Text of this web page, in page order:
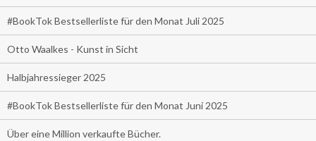
#BookTok Bestsellerliste für den Monat Juli 2025
Otto Waalkes - Kunst in Sicht
Halbjahressieger 2025
#BookTok Bestsellerliste für den Monat Juni 2025
Über eine Million verkaufte Bücher.